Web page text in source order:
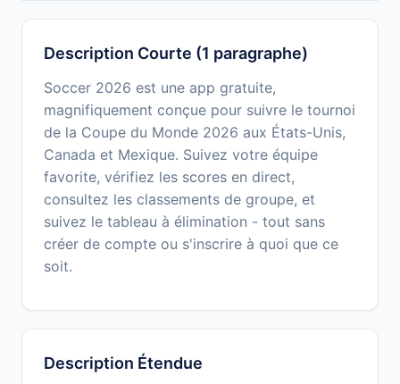
Description Courte (1 paragraphe)
Soccer 2026 est une app gratuite,
magnifiquement conçue pour suivre le tournoi
de la Coupe du Monde 2026 aux États-Unis,
Canada et Mexique. Suivez votre équipe
favorite, vérifiez les scores en direct,
consultez les classements de groupe, et
suivez le tableau à élimination - tout sans
créer de compte ou s'inscrire à quoi que ce
soit.
Description Étendue